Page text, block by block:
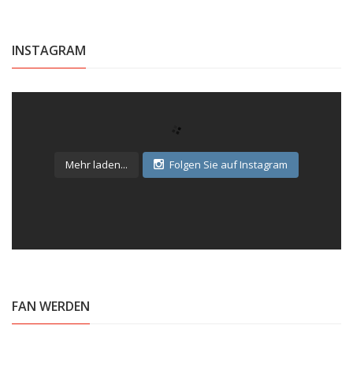
INSTAGRAM
Mehr laden... Folgen Sie auf Instagram
FAN WERDEN